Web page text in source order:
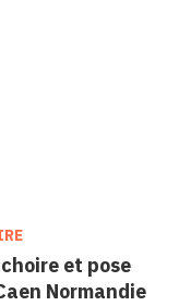
et pose
Normandie